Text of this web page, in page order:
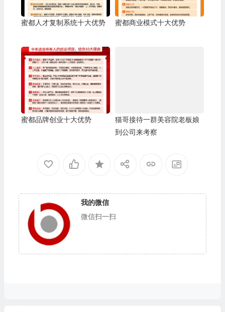
蜜都人才复制系统十大优势 蜜都商业模式十大优势
蜜都品牌创业十大优势
猫哥接待一群美容院老板娘
到公司来考察
我的微信
微信扫一扫